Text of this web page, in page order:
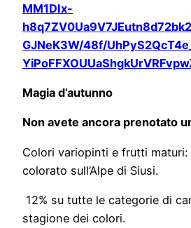
MM1DIx-
GJNeK3W/48f/
Magia d’autunno
Non avete ancora prenotato
Colori variopinti e frutti maturi:
colorato sull’Alpe di Siusi.
12% su tutte le categorie di
stagione dei colori.